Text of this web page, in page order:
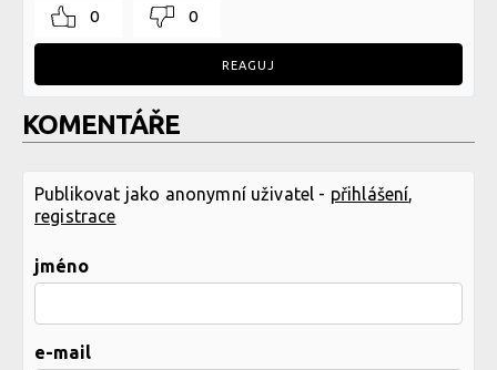
0 0
REAGUJ
KOMENTÁŘE
Publikovat jako anonymní uživatel - přihlášení
registrace
jméno
e-mail